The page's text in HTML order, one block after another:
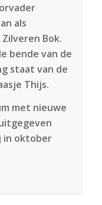
als
Bok.
bende van de
staat van de
Thijs.
met nieuwe
in oktober